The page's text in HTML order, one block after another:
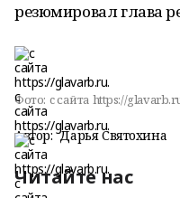
резюмировал глава
Фото: c сайта https://
Автор: Дарья Святохина
Читайте нас